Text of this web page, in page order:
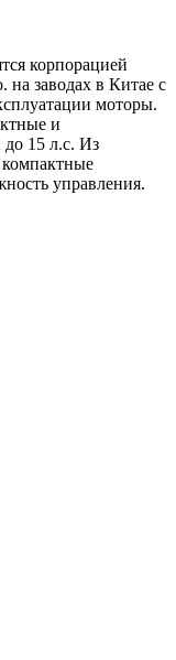
корпорацией
на заводах в Китае с
моторы.
и
15 л.с. Из
компактные
управления.